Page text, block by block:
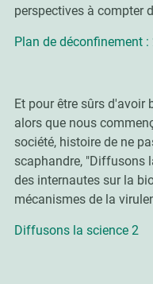
perspectives à compter
Plan de déconfinement :
Et pour être sûrs
alors que nous
société, histoire de ne
scaphandre, "Diffusons
des internautes sur la
mécanismes de la
Diffusons la science 2